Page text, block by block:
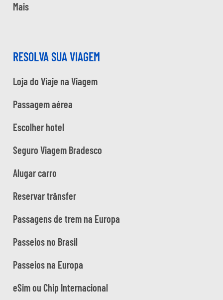
Mais
RESOLVA SUA VIAGEM
Loja do Viaje na Viagem
Passagem aérea
Escolher hotel
Seguro Viagem Bradesco
Alugar carro
Reservar trânsfer
Passagens de trem na Europa
Passeios no Brasil
Passeios na Europa
eSim ou Chip Internacional